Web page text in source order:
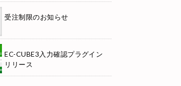
受注制限のお知らせ
EC-CUBE3入力確認プラグイン
リリース